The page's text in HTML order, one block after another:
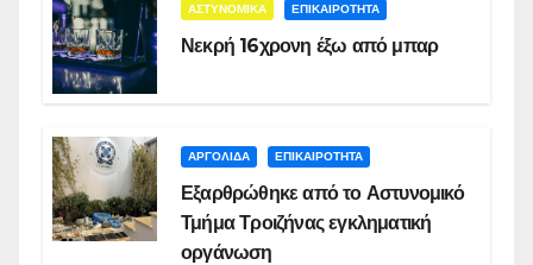
ΑΣΤΥΝΟΜΙΚΑ ΕΠΙΚΑΙΡΟΤΗΤΑ
Νεκρή 16χρονη έξω από μπαρ
ΑΡΓΟΛΙΔΑ ΕΠΙΚΑΙΡΟΤΗΤΑ
Εξαρθρώθηκε από το Αστυνομικό
Τμήμα Τροιζήνας εγκληματική
οργάνωση